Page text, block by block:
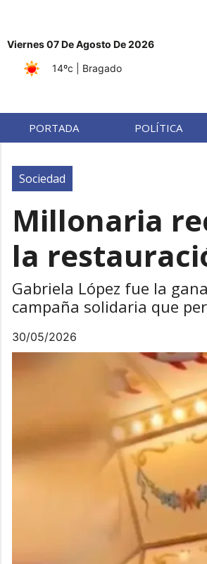
Viernes 07 De Agosto De 2026
14ºc
| Bragado
PORTADA POLÍTICA
Sociedad
Millonaria
la
Gabriela López fue la
campaña solidaria que
30/05/2026